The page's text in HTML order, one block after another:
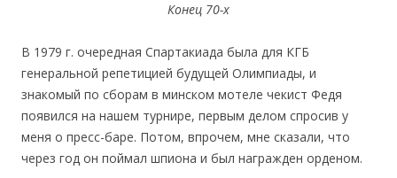
Конец 70-х
В 1979 г. очередная Спартакиада была для КГБ
генеральной репетицией будущей Олимпиады, и
знакомый по сборам в минском мотеле чекист Федя
появился на нашем турнире, первым делом спросив у
меня о пресс-баре. Потом, впрочем, мне сказали, что
через год он поймал шпиона и был награжден орденом.